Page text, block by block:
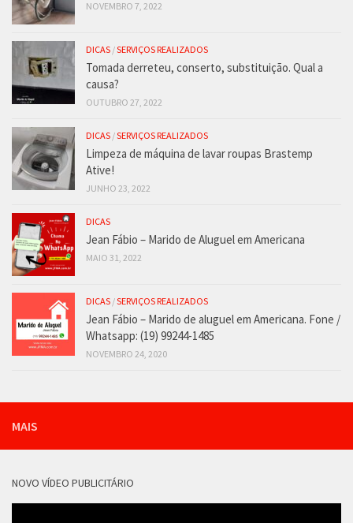
NOVEMBRO 7, 2022
DICAS /SERVIÇOS REALIZADOS
Tomada derreteu, conserto, substituição. Qual a
causa?
OUTUBRO 27, 2022
DICAS /SERVIÇOS REALIZADOS
Limpeza de máquina de lavar roupas Brastemp
Ative!
JUNHO 23, 2022
DICAS
Jean Fábio – Marido de Aluguel em Americana
MAIO 31, 2022
DICAS /SERVIÇOS REALIZADOS
Jean Fábio – Marido de aluguel em Americana. Fone /
Whatsapp: (19) 99244-1485
NOVEMBRO 24, 2020
MAIS
NOVO VÍDEO PUBLICITÁRIO